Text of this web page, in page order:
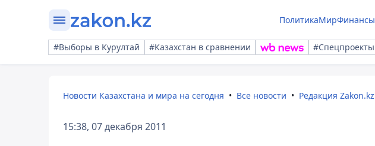
ПолитикаМирФинансы
#Выборы в Курултай #Казахстан в сравнении #Спецпроекты
Новости Казахстана и мира на сегодня Все новости Редакция Zakon.kz
15:38, 07 декабря 2011